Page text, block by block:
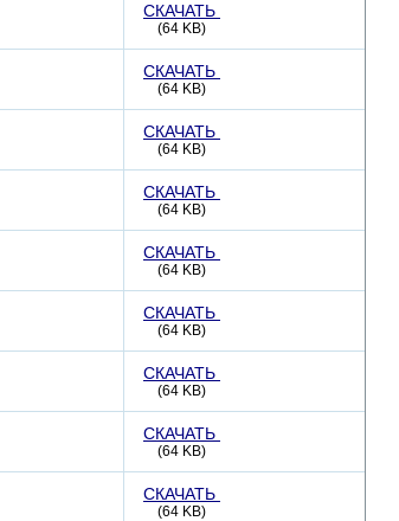
СКАЧАТЬ
(64 KB)
СКАЧАТЬ
(64 KB)
СКАЧАТЬ
(64 KB)
СКАЧАТЬ
(64 KB)
СКАЧАТЬ
(64 KB)
СКАЧАТЬ
(64 KB)
СКАЧАТЬ
(64 KB)
СКАЧАТЬ
(64 KB)
СКАЧАТЬ
(64 KB)